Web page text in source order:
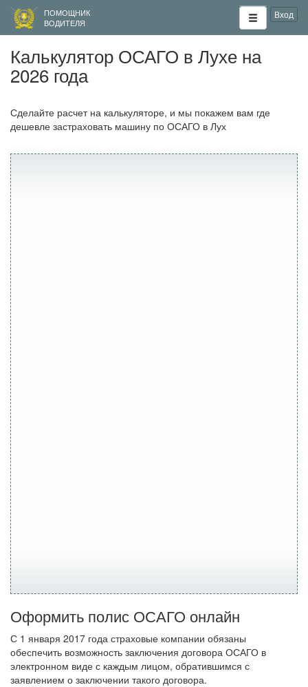
ПОМОЩНИК
ВОДИТЕЛЯ
Вход
Калькулятор ОСАГО в Лухе на
2026 года
Сделайте расчет на калькуляторе, и мы покажем вам где
дешевле застраховать машину по ОСАГО в Лух
Оформить полис ОСАГО онлайн
С 1 января 2017 года страховые компании обязаны
обеспечить возможность заключения договора ОСАГО в
электронном виде с каждым лицом, обратившимся с
заявлением о заключении такого договора.